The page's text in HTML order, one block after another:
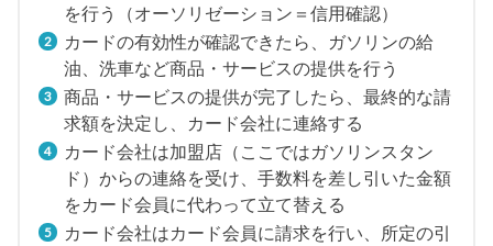
を行う（オーソリゼーション＝信用確認）
カードの有効性が確認できたら、ガソリンの給
油、洗車など商品・サービスの提供を行う
商品・サービスの提供が完了したら、最終的な請
求額を決定し、カード会社に連絡する
カード会社は加盟店（ここではガソリンスタン
ド）からの連絡を受け、手数料を差し引いた金額
をカード会員に代わって立て替える
カード会社はカード会員に請求を行い、所定の引